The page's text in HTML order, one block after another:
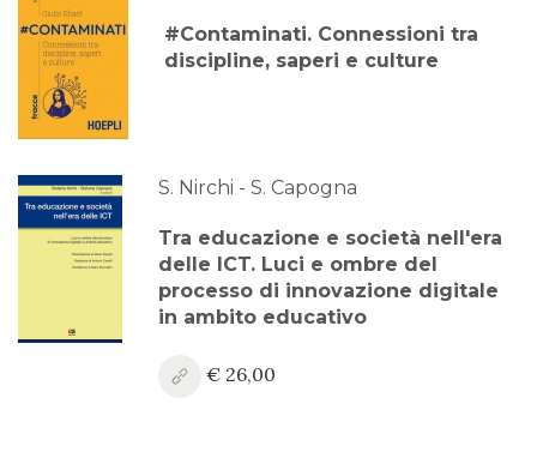
2024
Anno XVI, Numero 1
2024
2023
Anno XV, Numero 3
Anno XV, Numero 2
2023
#Contaminati. Connessioni tra
discipline, saperi e culture
S. Nirchi - S. Capogna
Tra educazione e società nell'era
delle ICT. Luci e ombre del
processo di innovazione digitale
in ambito educativo
€ 26,00